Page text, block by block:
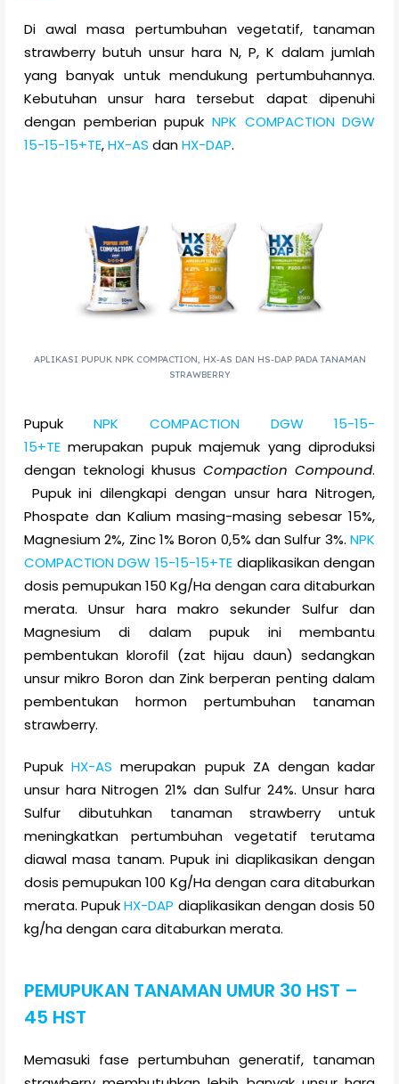
Di awal masa pertumbuhan vegetatif, tanaman
strawberry butuh unsur hara N, P, K dalam jumlah
yang banyak untuk mendukung pertumbuhannya.
Kebutuhan unsur hara tersebut dapat dipenuhi
dengan pemberian pupuk NPK COMPACTION DGW
15-15-15+TE,HX-AS danHX-DAP.
APLIKASI PUPUK NPK COMPACTION, HX-AS DAN HS-DAP PADA TANAMAN
STRAWBERRY
PupukNPK COMPACTION DGW 15-15-
15+TEmerupakan pupuk majemuk yang diproduksi
dengan teknologi khususCompaction Compound.
Pupuk ini dilengkapi dengan unsur hara Nitrogen,
Phospate dan Kalium masing-masing sebesar 15%,
Magnesium 2%, Zinc 1% Boron 0,5% dan Sulfur 3%.NPK
COMPACTION DGW 15-15-15+TE diaplikasikan dengan
dosis pemupukan 150 Kg/Ha dengan cara ditaburkan
merata. Unsur hara makro sekunder Sulfur dan
Magnesium di dalam pupuk ini membantu
pembentukan klorofil (zat hijau daun) sedangkan
unsur mikro Boron dan Zink berperan penting dalam
pembentukan hormon pertumbuhan tanaman
strawberry.
PupukHX-AS merupakan pupuk ZA dengan kadar
unsur hara Nitrogen 21% dan Sulfur 24%. Unsur hara
Sulfur dibutuhkan tanaman strawberry untuk
meningkatkan pertumbuhan vegetatif terutama
diawal masa tanam. Pupuk ini diaplikasikan dengan
dosis pemupukan 100 Kg/Ha dengan cara ditaburkan
merata. PupukHX-DAP diaplikasikan dengan dosis 50
kg/ha dengan cara ditaburkan merata.
PEMUPUKAN TANAMAN UMUR 30 HST –
45 HST
Memasuki fase pertumbuhan generatif, tanaman